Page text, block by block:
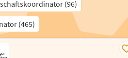
(96)
(465)